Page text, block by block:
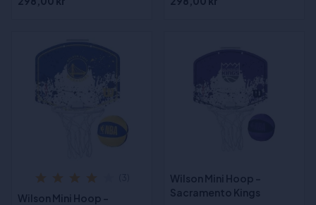
Wilson Mini Hoop -
Wilson Mini Hoop -
Sacramento Kings